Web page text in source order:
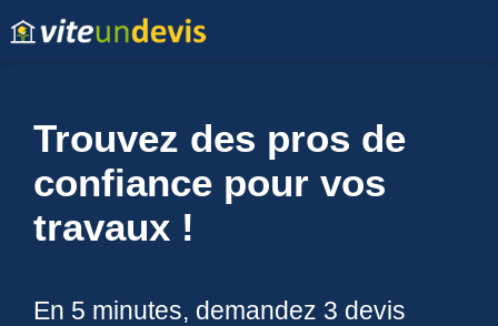
Trouvez des pros de
confiance pour vos
travaux !
En 5 minutes, demandez 3 devis